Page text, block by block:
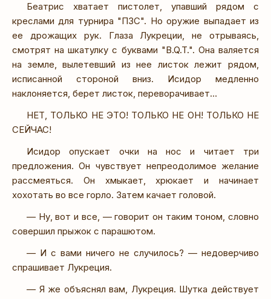
Беатрис хватает пистолет, упавший рядом с
креслами для турнира "ПЗС". Но оружие выпадает из
ее дрожащих рук. Глаза Лукреции, не отрываясь,
смотрят на шкатулку с буквами "B.Q.T.". Она валяется
на земле, вылетевший из нее листок лежит рядом,
исписанной стороной вниз. Исидор медленно
наклоняется, берет листок, переворачивает…
НЕТ, ТОЛЬКО НЕ ЭТО! ТОЛЬКО НЕ ОН! ТОЛЬКО НЕ
СЕЙЧАС!
Исидор опускает очки на нос и читает три
предложения. Он чувствует непреодолимое желание
рассмеяться. Он хмыкает, хрюкает и начинает
хохотать во все горло. Затем качает головой.
— Ну, вот и все, — говорит он таким тоном, словно
совершил прыжок с парашютом.
— И с вами ничего не случилось? — недоверчиво
спрашивает Лукреция.
— Я же объяснял вам, Лукреция. Шутка действует